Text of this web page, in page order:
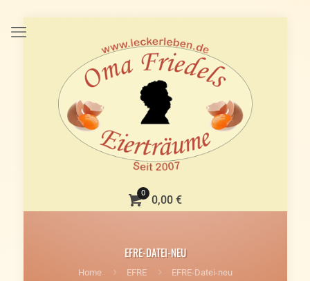
0
0,00 €
EFRE-DATEI-NEU
Home EFRE EFRE-Datei-neu